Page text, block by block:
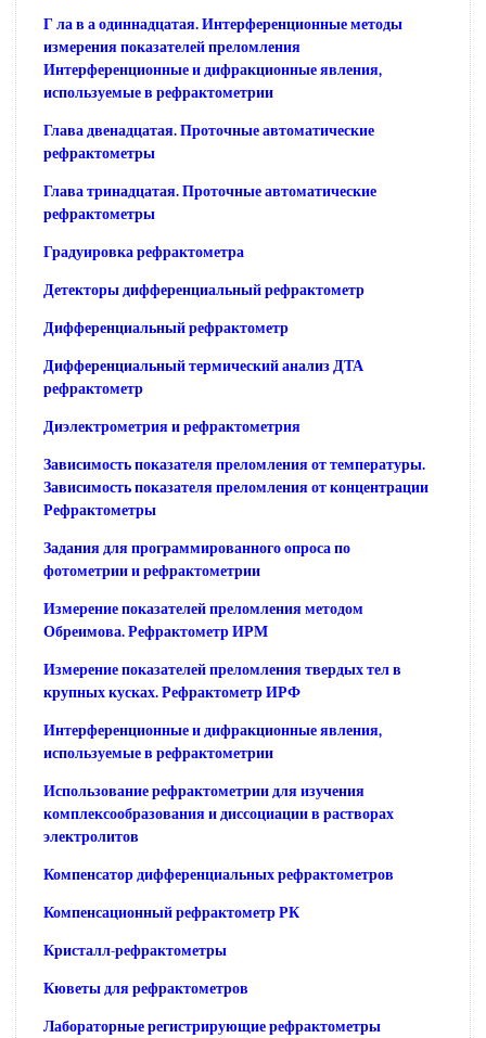
Г ла в а одиннадцатая. Интерференционные методы
измерения показателей преломления
Интерференционные и дифракционные явления,
используемые в рефрактометрии
Глава двенадцатая. Проточные автоматические
рефрактометры
Глава тринадцатая. Проточные автоматические
рефрактометры
Градуировка рефрактометра
Детекторы дифференциальный рефрактометр
Дифференциальный рефрактометр
Дифференциальный термический анализ ДТА
рефрактометр
Диэлектрометрия и рефрактометрия
Зависимость показателя преломления от температуры.
Зависимость показателя преломления от концентрации
Рефрактометры
Задания для программированного опроса по
фотометрии и рефрактометрии
Измерение показателей преломления методом
Обреимова. Рефрактометр ИРМ
Измерение показателей преломления твердых тел в
крупных кусках. Рефрактометр ИРФ
Интерференционные и дифракционные явления,
используемые в рефрактометрии
Использование рефрактометрии для изучения
комплексообразования и диссоциации в растворах
электролитов
Компенсатор дифференциальных рефрактометров
Компенсационный рефрактометр РК
Кристалл-рефрактометры
Кюветы для рефрактометров
Лабораторные регистрирующие рефрактометры